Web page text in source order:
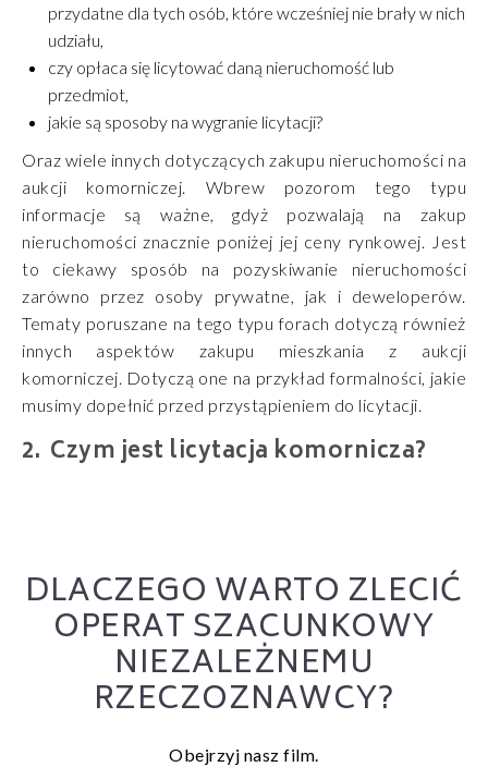
przydatne dla tych osób, które wcześniej nie brały w nich
udziału,
czy opłaca się licytować daną nieruchomość lub
przedmiot,
jakie są sposoby na wygranie licytacji?
Oraz wiele innych dotyczących zakupu nieruchomości na
aukcji komorniczej. Wbrew pozorom tego typu
informacje są ważne, gdyż pozwalają na zakup
nieruchomości znacznie poniżej jej ceny rynkowej. Jest
to ciekawy sposób na pozyskiwanie nieruchomości
zarówno przez osoby prywatne, jak i deweloperów.
Tematy poruszane na tego typu forach dotyczą również
innych aspektów zakupu mieszkania z aukcji
komorniczej. Dotyczą one na przykład formalności, jakie
musimy dopełnić przed przystąpieniem do licytacji.
Czym jest licytacja komornicza?
DLACZEGO WARTO ZLECIĆ
OPERAT SZACUNKOWY
NIEZALEŻNEMU
RZECZOZNAWCY?
Obejrzyj nasz film.